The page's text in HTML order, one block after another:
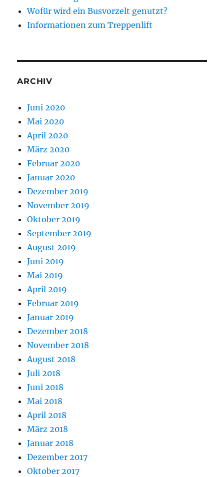
Wofür wird ein Busvorzelt genutzt?
Informationen zum Treppenlift
ARCHIV
Juni 2020
Mai 2020
April 2020
März 2020
Februar 2020
Januar 2020
Dezember 2019
November 2019
Oktober 2019
September 2019
August 2019
Juni 2019
Mai 2019
April 2019
Februar 2019
Januar 2019
Dezember 2018
November 2018
August 2018
Juli 2018
Juni 2018
Mai 2018
April 2018
März 2018
Januar 2018
Dezember 2017
Oktober 2017